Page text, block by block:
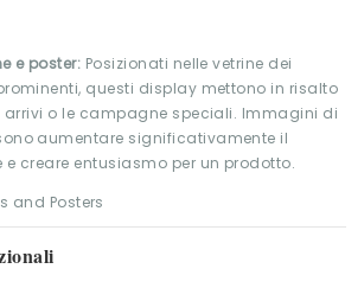
e poster: Posizionati nelle vetrine dei
questi display mettono in risalto
arrivi o le campagne speciali. Immagini di
aumentare significativamente il
creare entusiasmo per un prodotto.